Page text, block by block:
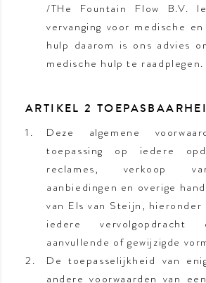
/THe Fountain Flow B.V.
vervanging voor medische
hulp daarom is ons advies
medische hulp te raadplegen.
ARTIKEL 2
Deze algemene
toepassing op iedere
reclames, verkoop
aanbiedingen en overige
van Els van Steijn, hieronder
iedere
aanvullende of gewijzigde
De toepasselijkheid van
andere voorwaarden van